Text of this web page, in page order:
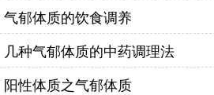
气郁体质的饮食调养
几种气郁体质的中药调理法
阳性体质之气郁体质